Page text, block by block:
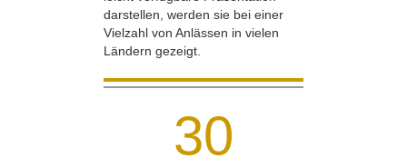
darstellen, werden sie bei einer
Vielzahl von Anlässen in vielen
Ländern gezeigt.
30